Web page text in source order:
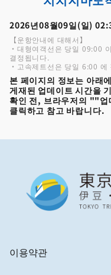
2026년08월09일(일)
【운항안내에 대해서】
・대형여객선은 당일 09:00
결정됩니다.
・고속제트선은 당일 6:00 에
본 페이지의 정보는 아래에
게재된 업데이트 시간을
확인 전, 브라우저의 ""
클릭하고 참고 바랍니다.
이용약관